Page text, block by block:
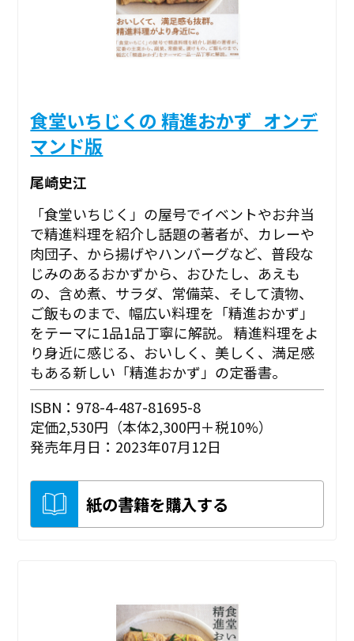
食堂いちじくの 精進おかず_オンデ
マンド版
尾崎史江
「食堂いちじく」の屋号でイベントやお弁当
で精進料理を紹介し話題の著者が、カレーや
肉団子、から揚げやハンバーグなど、普段な
じみのあるおかずから、おひたし、あえも
の、含め煮、サラダ、常備菜、そして漬物、
ご飯ものまで、幅広い料理を「精進おかず」
をテーマに1品1品丁寧に解説。 精進料理をよ
り身近に感じる、おいしく、美しく、満足感
もある新しい「精進おかず」の定番書。
ISBN：978-4-487-81695-8
定価2,530円（本体2,300円＋税10%）
発売年月日：2023年07月12日
紙の書籍を購入する